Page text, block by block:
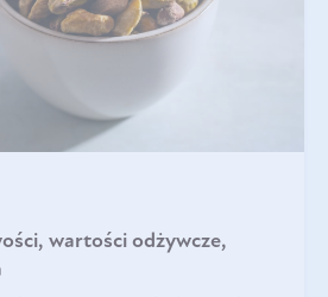
wartości odżywcze,